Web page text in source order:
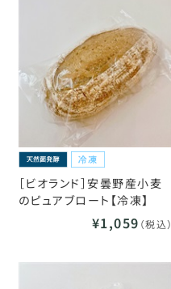
［ビオランド］安曇野産小麦
のピュアブロート【冷凍】
¥1,059 （税込）